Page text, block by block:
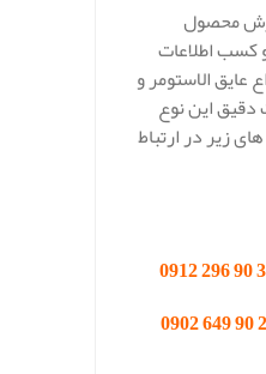
محصول
کسب اطلاعات
عایق الاستومر و
این نوع
زیر در ارتباط
31
24